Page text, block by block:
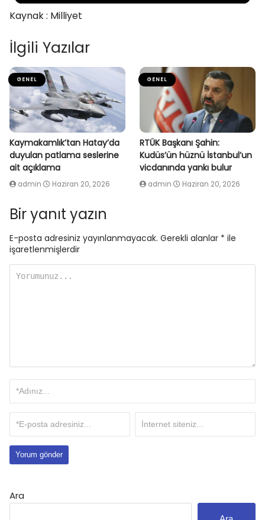
Kaynak : Milliyet
İlgili Yazılar
GENEL
Kaymakamlık’tan Hatay’da
duyulan patlama seslerine
ait açıklama
admin Haziran 20, 2026
GENEL
RTÜK Başkanı Şahin:
Kudüs’ün hüznü İstanbul’un
vicdanında yankı bulur
admin Haziran 20, 2026
Bir yanıt yazın
E-posta adresiniz yayınlanmayacak. Gerekli alanlar * ile
işaretlenmişlerdir
Ara